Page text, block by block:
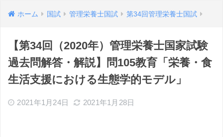
ホーム 国試 管理栄養士国試 第34回管理栄養士国試
【第34回（2020年）管理栄養士国家試験
過去問解答・解説】問105教育「栄養・食
生活支援における生態学的モデル」
2021年1月24日 2021年1月28日